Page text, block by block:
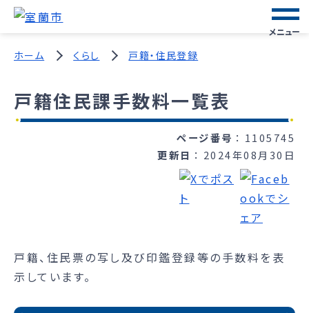
メニュー
ホーム くらし 戸籍・住民登録
戸籍住民課手数料一覧表
ページ番号
1105745
更新日
2024年08月30日
戸籍、住民票の写し及び印鑑登録等の手数料を表
示しています。